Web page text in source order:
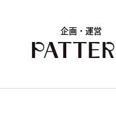
企画・運営